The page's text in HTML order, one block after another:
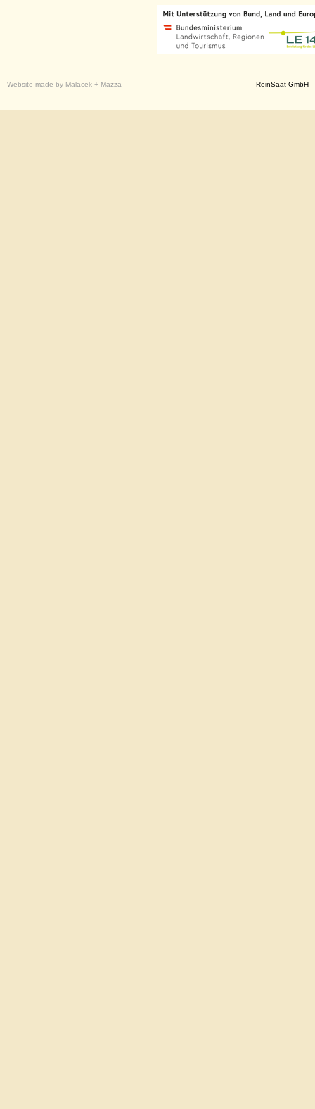
Website made by Malacek + Mazza ReinSaat GmbH